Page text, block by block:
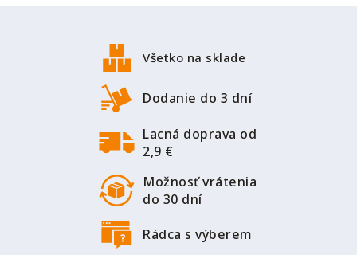
Všetko na sklade
Dodanie do 3 dní
Lacná doprava od
2,9 €
Možnosť vrátenia
do 30 dní
Rádca s výberem